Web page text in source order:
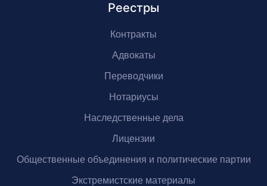
Реестры
Контракты
Адвокаты
Переводчики
Нотариусы
Наследственные дела
Лицензии
Общественные объединения и политические партии
Экстремистские материалы